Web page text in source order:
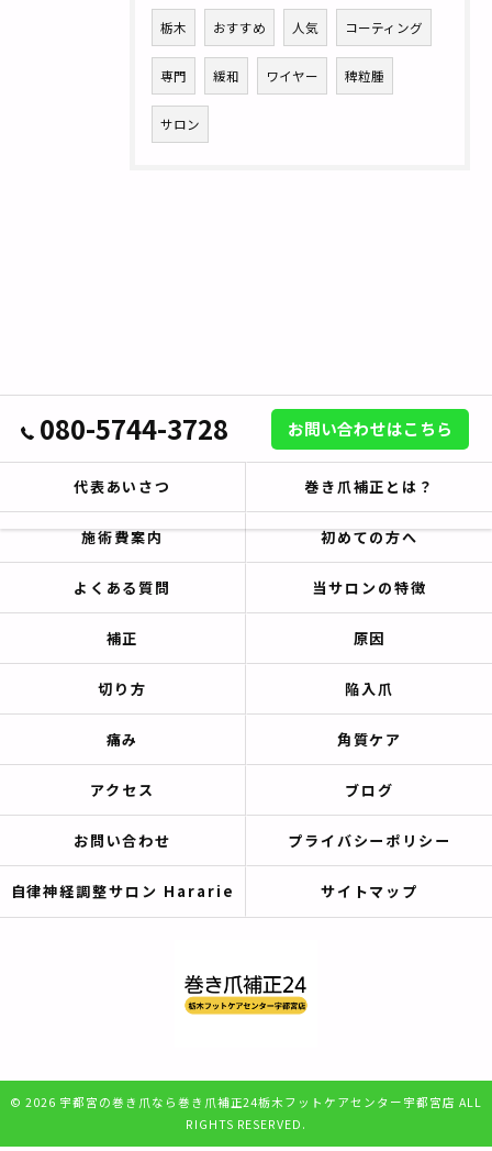
栃木 おすすめ 人気 コーティング
専門 緩和 ワイヤー 稗粒腫
サロン
080-5744-3728 お問い合わせはこちら
代表あいさつ 巻き爪補正とは？
施術費案内 初めての方へ
よくある質問 当サロンの特徴
補正 原因
切り方 陥入爪
痛み 角質ケア
アクセス ブログ
お問い合わせ プライバシーポリシー
自律神経調整サロン Hararie サイトマップ
© 2026 宇都宮の巻き爪なら巻き爪補正24栃木フットケアセンター宇都宮店 ALL
RIGHTS RESERVED.